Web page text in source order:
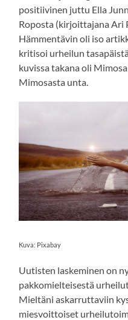
positiivinen juttu Ella
Roposta (kirjoittajana Ari
Hämmentävin oli iso
kritisoi urheilun
kuvissa takana oli
Mimosasta unta.
Kuva: Pixabay
Uutisten laskeminen on
pakkomielteisestä
Mieltäni askarruttaviin
miesvoittoiset